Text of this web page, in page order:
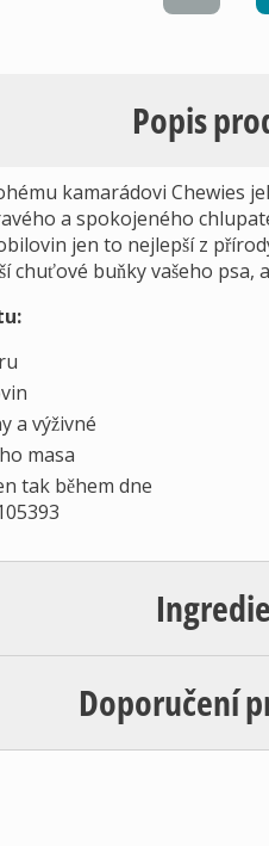
Popis
kamarádovi Chewies
a spokojeného
jen to nejlepší z
chuťové buňky vašeho
a výživné
masa
tak během dne
Doporučení